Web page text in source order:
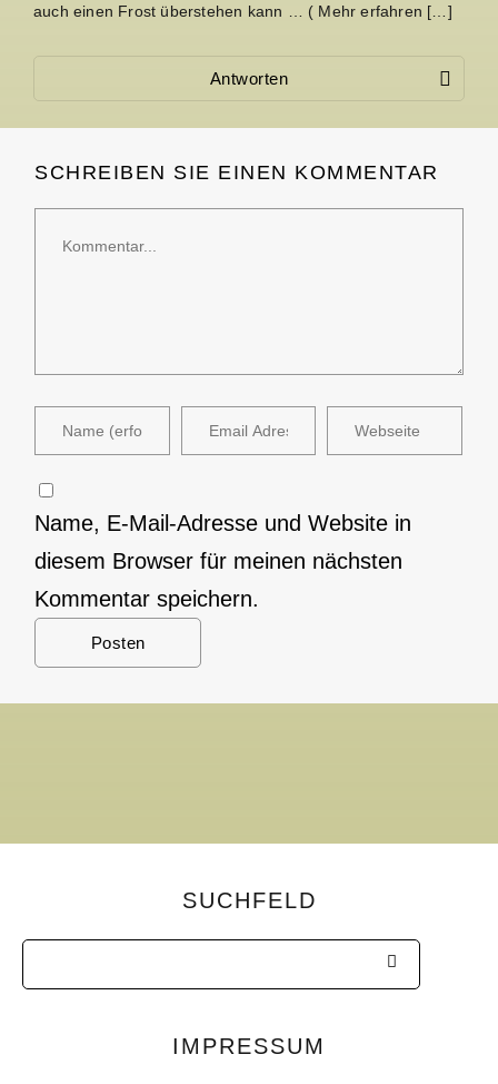
auch einen Frost überstehen kann … ( Mehr erfahren […]
Antworten
SCHREIBEN SIE EINEN KOMMENTAR
Name, E-Mail-Adresse und Website in
diesem Browser für meinen nächsten
Kommentar speichern.
SUCHFELD
IMPRESSUM